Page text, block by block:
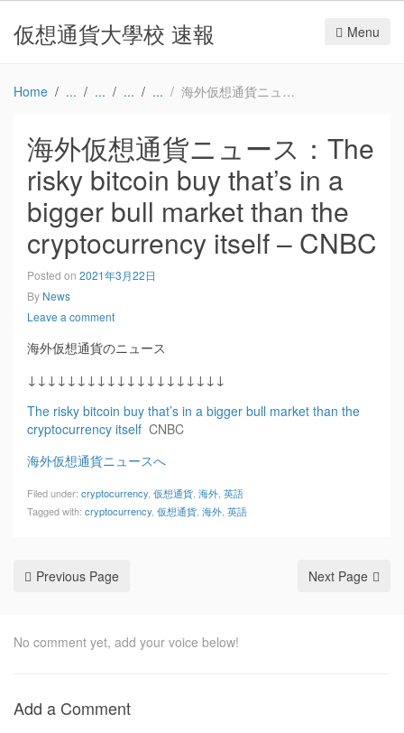
仮想通貨大學校 速報 Menu
Home 海外仮想通貨ニュース：The risky bitcoin buy that’s in a bigger bull market than the cryptocurrency itself – CNBC
海外仮想通貨ニュース：The
risky bitcoin buy that’s in a
bigger bull market than the
cryptocurrency itself – CNBC
Posted on 2021年3月22日
By News
Leave a comment
海外仮想通貨のニュース
↓↓↓↓↓↓↓↓↓↓↓↓↓↓↓↓↓↓↓↓
The risky bitcoin buy that’s in a bigger bull market than the
cryptocurrency itself CNBC
海外仮想通貨ニュースへ
Filed under: cryptocurrency 仮想通貨 海外 英語
Tagged with: cryptocurrency 仮想通貨 海外 英語
Previous Page Next Page
No comment yet, add your voice below!
Add a Comment